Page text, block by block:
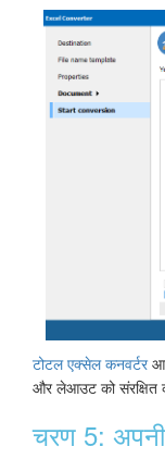
टोटल एक्सेल कनवर्टर
और लेआउट को संरक्षित
चरण 5: